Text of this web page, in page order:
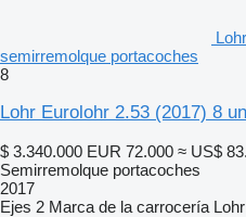
semirremolque portacoches
8
Lohr Eurolohr 2.53 (2017) 8
$ 3.340.000 EUR 72.000 ≈ US$
Semirremolque portacoches
2017
Ejes 2 Marca de la carrocería Lohr